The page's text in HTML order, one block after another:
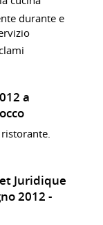
durante e
a
Juridique
2012